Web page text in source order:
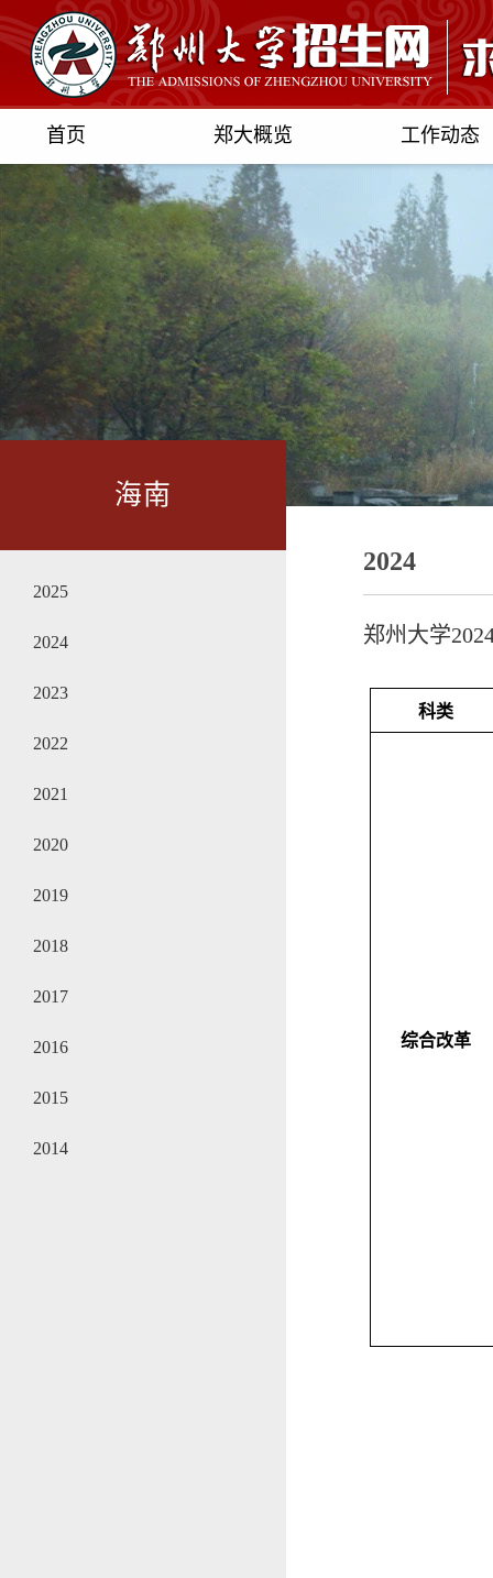
首页 郑大概览 工作动态
海南
2025
2024
2023
2022
2021
2020
2019
2018
2017
2016
2015
2014
2024
郑州大学
科类
综合改革